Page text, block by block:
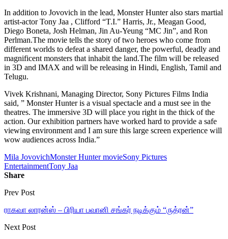
In addition to Jovovich in the lead, Monster Hunter also stars martial
artist-actor Tony Jaa , Clifford “T.I.” Harris, Jr., Meagan Good,
Diego Boneta, Josh Helman, Jin Au-Yeung “MC Jin”, and Ron
Perlman.The movie tells the story of two heroes who come from
different worlds to defeat a shared danger, the powerful, deadly and
magnificent monsters that inhabit the land.The film will be released
in 3D and IMAX and will be releasing in Hindi, English, Tamil and
Telugu.
Vivek Krishnani, Managing Director, Sony Pictures Films India
said, ” Monster Hunter is a visual spectacle and a must see in the
theatres. The immersive 3D will place you right in the thick of the
action. Our exhibition partners have worked hard to provide a safe
viewing environment and I am sure this large screen experience will
wow audiences across India.”
Mila JovovichMonster Hunter movieSony Pictures
EntertainmentTony Jaa
Share
Prev Post
ராகவா லாரன்ஸ் – பிரியா பவானி சங்கர் நடிக்கும் “ருத்ரன்”
Next Post